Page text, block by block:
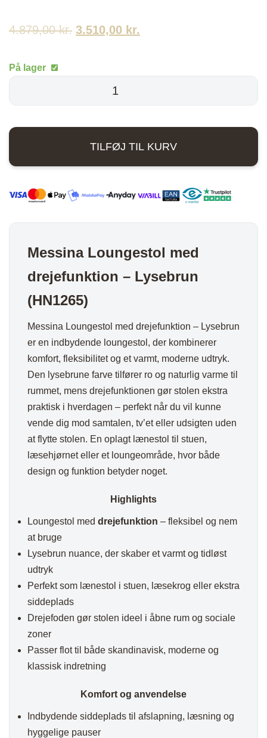
4.879,00kr. Den
4.879,00 kr..
3.510,00 kr.
3.510,00 kr..
På lager
drejefunktion
Lysebrun
TILFØJ TIL KURV
Messina Loungestol med
drejefunktion – Lysebrun
(HN1265)
Messina Loungestol med drejefunktion – Lysebrun
er en indbydende loungestol, der kombinerer
komfort, fleksibilitet og et varmt, moderne udtryk.
Den lysebrune farve tilfører ro og naturlig varme til
rummet, mens drejefunktionen gør stolen ekstra
praktisk i hverdagen – perfekt når du vil kunne
vende dig mod samtalen, tv’et eller udsigten uden
at flytte stolen. En oplagt lænestol til stuen,
læsehjørnet eller et loungeområde, hvor både
design og funktion betyder noget.
Highlights
Loungestol med drejefunktion – fleksibel og nem
at bruge
Lysebrun nuance, der skaber et varmt og tidløst
udtryk
Perfekt som lænestol i stuen, læsekrog eller ekstra
siddeplads
Drejefoden gør stolen ideel i åbne rum og sociale
zoner
Passer flot til både skandinavisk, moderne og
klassisk indretning
Komfort og anvendelse
Indbydende siddeplads til afslapning, læsning og
hyggelige pauser